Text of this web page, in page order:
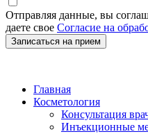
Отправляя данные, вы
даете свое Согласие на
Записаться на прием
Главная
Косметология
Консультация
Инъекционные